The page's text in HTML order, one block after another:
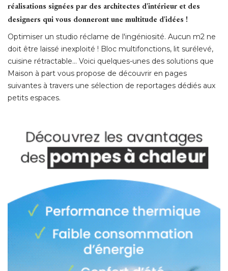
réalisations signées par des architectes d'intérieur et des
designers qui vous donneront une multitude d'idées !
Optimiser un studio réclame de l'ingéniosité. Aucun m2 ne
doit être laissé inexploité ! Bloc multifonctions, lit surélevé,
cuisine rétractable... Voici quelques-unes des solutions que
Maison à part vous propose de découvrir en pages
suivantes à travers une sélection de reportages dédiés aux
petits espaces.